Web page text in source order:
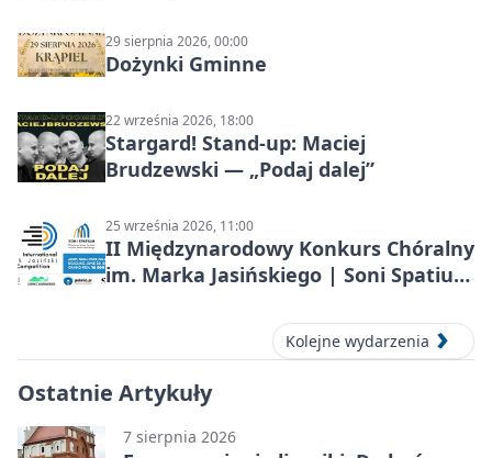
29 sierpnia 2026, 00:00
Dożynki Gminne
22 września 2026, 18:00
Stargard! Stand-up: Maciej
Brudzewski — „Podaj dalej”
25 września 2026, 11:00
II Międzynarodowy Konkurs Chóralny
im. Marka Jasińskiego | Soni Spatium
Kolejne wydarzenia
Ostatnie Artykuły
7 sierpnia 2026